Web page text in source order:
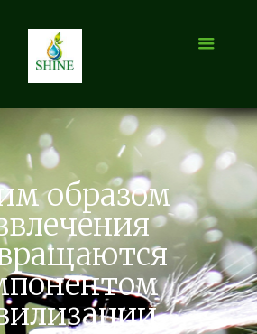
образом